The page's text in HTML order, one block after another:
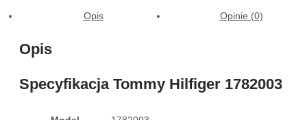
Opis Opinie (0)
Opis
Specyfikacja Tommy Hilfiger 1782003